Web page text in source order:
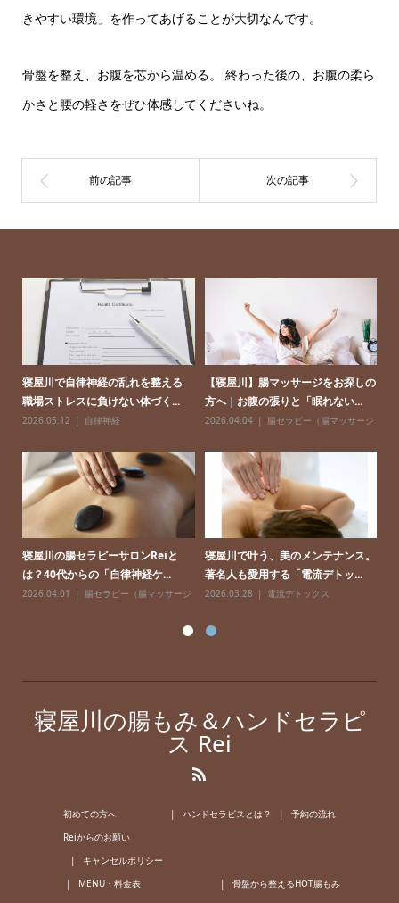
きやすい環境」を作ってあげることが大切なんです。
骨盤を整え、お腹を芯から温める。 終わった後の、お腹の柔ら
かさと腰の軽さをぜひ体感してくださいね。
寝屋川で自律神経の乱れを整える
職場ストレスに負けない体づく...
2026.05.12 自律神経
【寝屋川】腸マッサージをお探しの
方へ｜お腹の張りと「眠れない...
2026.04.04 腸セラピー（腸マッサージ
寝屋川の腸セラピーサロンReiと
は？40代からの「自律神経ケ...
2026.04.01 腸セラピー（腸マッサージ
寝屋川で叶う、美のメンテナンス。
著名人も愛用する「電流デトッ...
2026.03.28 電流デトックス
寝屋川の腸もみ＆ハンドセラピ
ス Rei
初めての方へ
Reiからのお願い
キャンセルポリシー
ハンドセラピスとは？ 予約の流れ
MENU・料金表
骨盤から整えるHOT腸もみ